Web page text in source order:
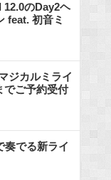
のDay2ヘ
feat. 初音ミ
ジカルミライ
でご予約受付
奏でる新ライ